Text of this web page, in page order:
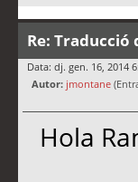
Re:
Data: dj. gen. 16, 2014
Autor: jmontane
Hola